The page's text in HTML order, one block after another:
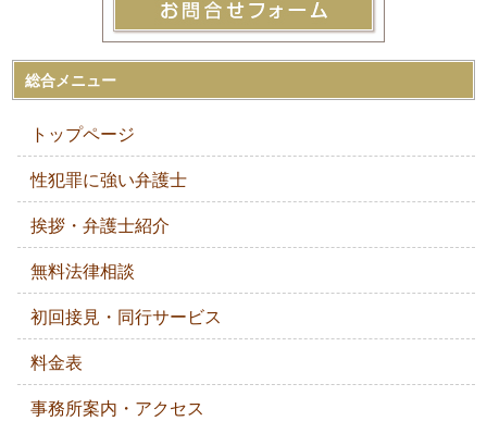
総合メニュー
トップページ
性犯罪に強い弁護士
挨拶・弁護士紹介
無料法律相談
初回接見・同行サービス
料金表
事務所案内・アクセス